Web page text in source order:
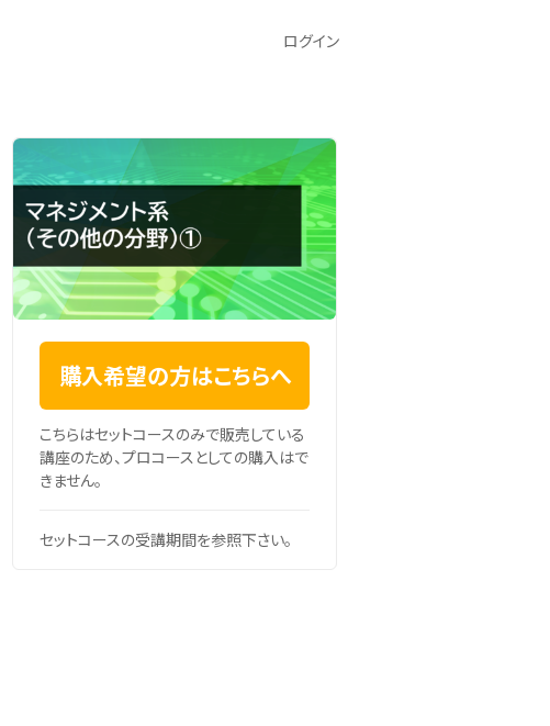
ログイン
購入希望の方はこちらへ
こちらはセットコースのみで販売している
講座のため、プロコースとしての購入はで
きません。
セットコースの受講期間を参照下さい。